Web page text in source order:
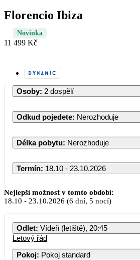
Florencio Ibiza
Novinka
11 499 Kč
Osoby: 2 dospělí
Odkud pojedete: Nerozhoduje
Délka pobytu: Nerozhoduje
Termín: 18.10 - 23.10.2026
Říjen 2026
PO ÚT ST ČT PÁ
Nejlepší možnost v tomto období:
18.10 - 23.10.2026 (6 dní, 5 nocí)
Odlet: Vídeň (letiště), 20:45
Letový řád
Pokoj: Pokoj standard